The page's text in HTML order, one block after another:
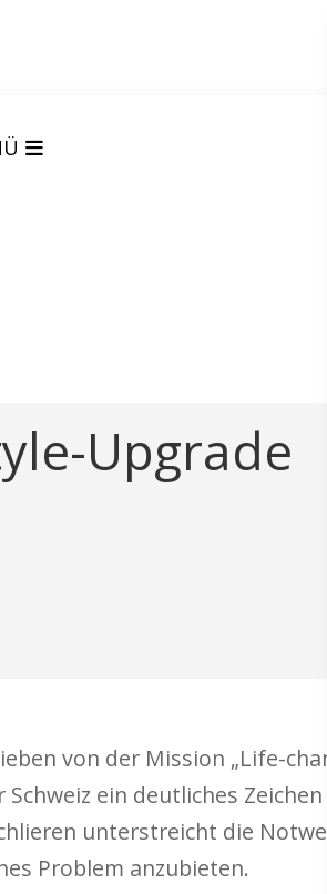
Upgrade
von der Mission „Life-
ein deutliches
unterstreicht die
Problem anzubieten.